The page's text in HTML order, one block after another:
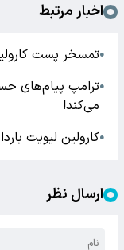
اخبار مرتبط
●تمسخر پست
●ترامپ پیام‌های
می‌کند!
●کارولین لیویت
ارسال نظر